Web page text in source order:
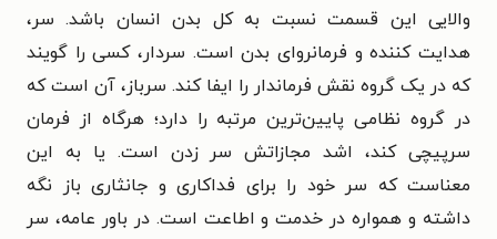
والایی این قسمت نسبت به کل بدن انسان باشد. سر،
هدایت کننده و فرمانروای بدن است. سردار، کسی را گویند
که در یک گروه نقش فرماندار را ایفا کند. سرباز، آن است که
در گروه نظامی پایین‌ترین مرتبه را دارد؛ هرگاه از فرمان
سرپیچی کند، اشد مجازاتش سر زدن است. یا به این
معناست که سرخود را برای فداکاری و جانثاری باز نگه
داشته و همواره در خدمت و اطاعت است. در باور عامه، سر